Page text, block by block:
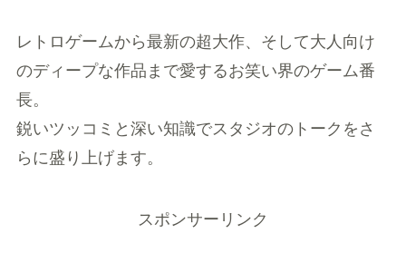
レトロゲームから最新の超大作、そして大人向け
のディープな作品まで愛するお笑い界のゲーム番
長。
鋭いツッコミと深い知識でスタジオのトークをさ
らに盛り上げます。
スポンサーリンク